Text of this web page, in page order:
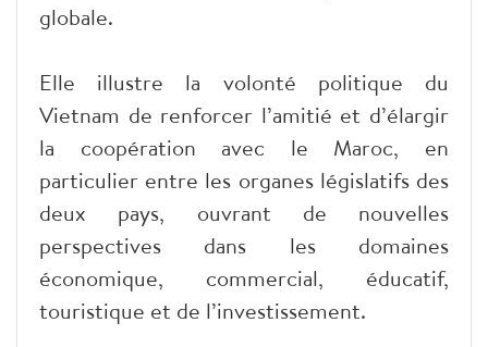
globale.
Elle illustre la volonté politique du
Vietnam de renforcer l’amitié et d’élargir
la coopération avec le Maroc, en
particulier entre les organes législatifs des
deux pays, ouvrant de nouvelles
perspectives dans les domaines
économique, commercial, éducatif,
touristique et de l’investissement.